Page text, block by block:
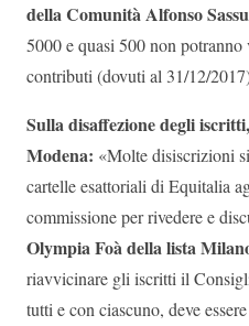
della Comunità Alfonso
5000 e quasi 500 non
contributi (dovuti al 31/12/
Sulla disaffezione degli
Modena: «Molte disiscrizioni
cartelle esattoriali di Equitalia
commissione per rivedere e
Olympia Foà della lista
riavvicinare gli iscritti il
tutti e con ciascuno, deve